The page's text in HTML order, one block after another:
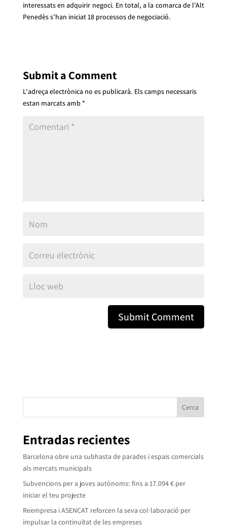
interessats en adquirir negoci. En total, a la comarca de l’Alt
Penedès s’han iniciat 18 processos de negociació.
Submit a Comment
L'adreça electrònica no es publicarà. Els camps necessaris
estan marcats amb *
Cerca
Entradas recientes
Barcelona obre una subhasta de parades i espais comercials
als mercats municipals
Subvencions per a joves autònoms: fins a 17.094 € per
iniciar el teu projecte
Reempresa i ASENCAT reforcen la seva col·laboració per
impulsar la continuïtat de les empreses